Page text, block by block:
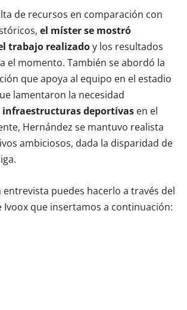
de recursos en comparación con
el míster se mostró
trabajo realizadoy los resultados
el momento. También se abordó la
que apoya al equipo en el estadio
lamentaron la necesidad
infraestructuras deportivas en el
Hernández se mantuvo realista
ambiciosos, dada la disparidad de
entrevista puedes hacerlo a través del
que insertamos a continuación: